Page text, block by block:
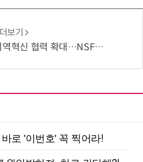
보기
대…NSF와 반도체·우주항공 연계 모색